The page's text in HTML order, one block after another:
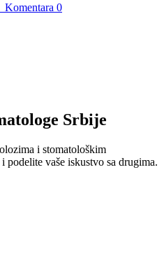
Komentara 0
Srbije
i stomatološkim
vaše iskustvo sa drugima.